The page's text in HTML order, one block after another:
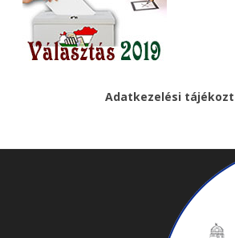
Adatkezelési